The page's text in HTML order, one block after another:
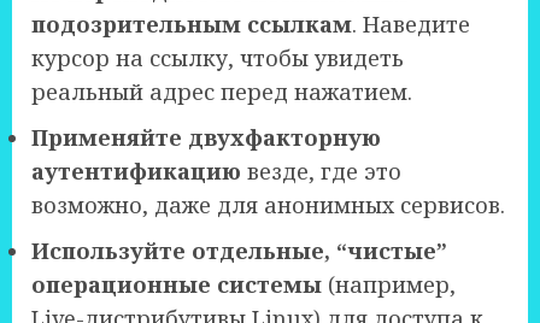
подозрительным ссылкам. Наведите
курсор на ссылку, чтобы увидеть
реальный адрес перед нажатием.
Применяйте двухфакторную
аутентификацию везде, где это
возможно, даже для анонимных сервисов.
Используйте отдельные, “чистые”
операционные системы (например,